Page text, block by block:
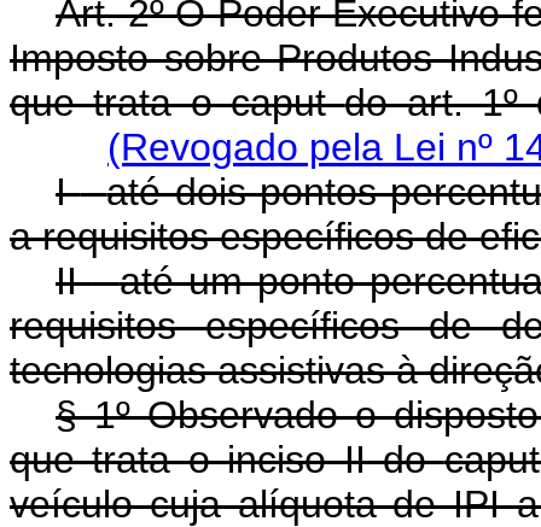
Art. 2º O Poder Executivo
Imposto sobre Produtos
que trata ocaputdo art.
(Revogado pela Lei nº
I-até dois pontos
a requisitos específicos de
II-até um ponto
requisitos específicos de
tecnologias assistivas à
§ 1º Observado o
que trata o inciso II do
veículo cuja alíquota de IPI